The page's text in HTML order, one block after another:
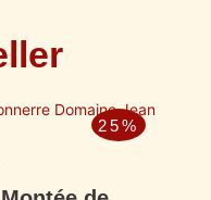
25%